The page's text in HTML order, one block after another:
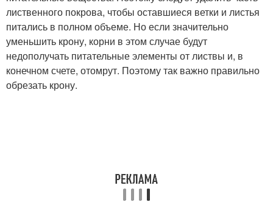
лиственного покрова, чтобы оставшиеся ветки и листья
питались в полном объеме. Но если значительно
уменьшить крону, корни в этом случае будут
недополучать питательные элементы от листвы и, в
конечном счете, отомрут. Поэтому так важно правильно
обрезать крону.